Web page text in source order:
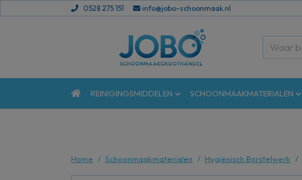
0528 275 151 info@jobo-schoonmaak.nl
REINIGINGSMIDDELEN SCHOONMAAKMATERIALEN
Home Schoonmaakmaterialen Hygiënisch Borstelwerk